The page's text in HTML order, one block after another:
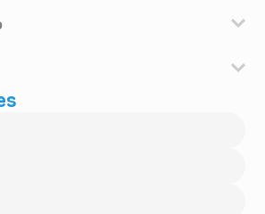
óxido de zinco, ácido salicílico.